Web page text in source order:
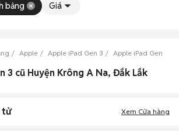
bảng Giá
Apple Apple iPad Gen 3 Apple iPad Gen 3
3 cũ Huyện Krông A Na, Đắk Lắk
tử Xem Cửa hàng